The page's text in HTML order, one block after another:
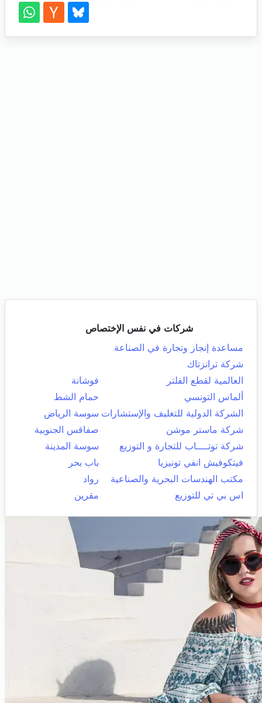
شركات في نفس الإختصاص
مساعدة إنجاز وتجارة في الصناعة
شركة ترانزتاك
العالمية لقطع الفلتر
فوشانة
ألماس التونسي
حمام الشط
الشركة الدولية للتغليف والإستشارات سوسة الرياض
شركة ماستر موشن
صفاقس الجنوبية
شركة توتــــاب للتجارة و التوزيع
سوسة المدينة
فيتكوفيش انفي تونيزيا
باب بحر
مكتب الهندسات البحرية والصناعية
رواد
اس بي تي للتوزيع
مقرين